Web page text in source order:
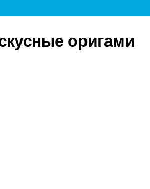
оригами